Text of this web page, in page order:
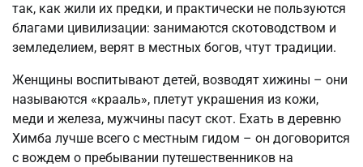
так, как жили их предки, и практически не пользуются
благами цивилизации: занимаются скотоводством и
земледелием, верят в местных богов, чтут традиции.
Женщины воспитывают детей, возводят хижины – они
называются «крааль», плетут украшения из кожи,
меди и железа, мужчины пасут скот. Ехать в деревню
Химба лучше всего с местным гидом – он договорится
с вождем о пребывании путешественников на